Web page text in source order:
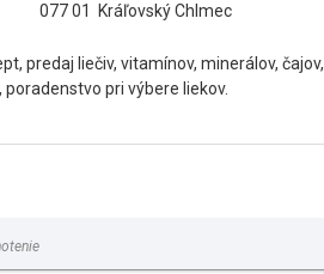
077 01
Kráľovský Chlmec
predaj liečiv, vitamínov, minerálov, čajov,
pri výbere liekov.